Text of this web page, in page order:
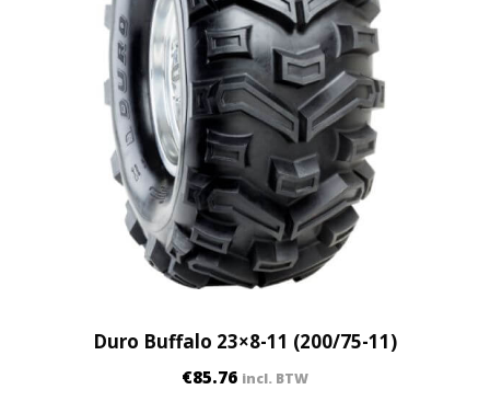
Duro Buffalo 23×8-11 (200/75-11)
€85.76 incl. BTW